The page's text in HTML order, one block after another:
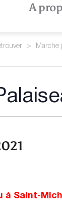
A
> Marche
à Saint-